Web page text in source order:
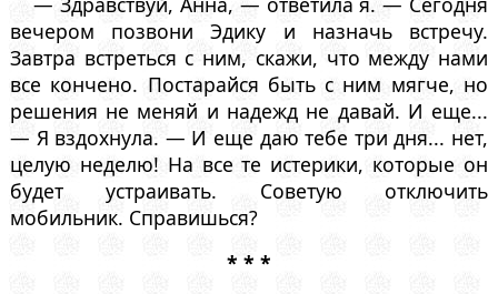
вечером позвони Эдику и назначь встречу.
Завтра встреться с ним, скажи, что между нами
все кончено. Постарайся быть с ним мягче, но
решения не меняй и надежд не давай. И еще...
— Я вздохнула. — И еще даю тебе три дня... нет,
целую неделю! На все те истерики, которые он
будет устраивать. Советую отключить
мобильник. Справишься?
* * *